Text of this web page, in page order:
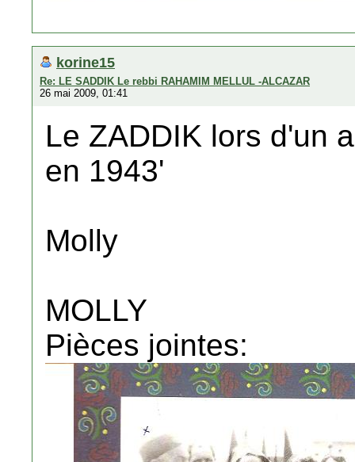
korine15
Re: LE SADDIK Le rebbi RAHAMIM MELLUL -ALCAZAR
26 mai 2009, 01:41
Le ZADDIK lors d'un
en 1943'
Molly
MOLLY
Pièces jointes: